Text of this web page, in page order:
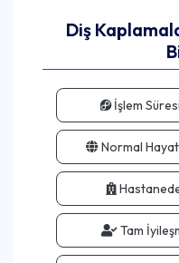
Diş
İşlem
Normal
Tam